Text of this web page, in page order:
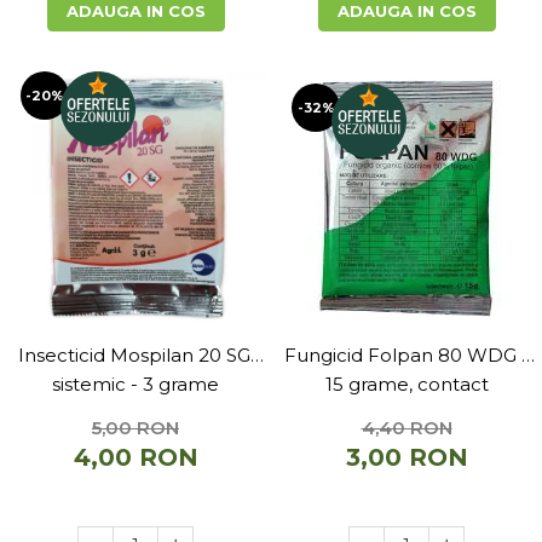
Depozitare si organizare
Echipamente de curatenie
ADAUGA IN COS ADAUGA IN COS
-20%
Insecticid Mospilan 20 SG,
sistemic - 3 grame
5,00 RON
4,00 RON
-32%
Fungicid Folpan 80 WDG -
15 grame, contact
4,40 RON
3,00 RON